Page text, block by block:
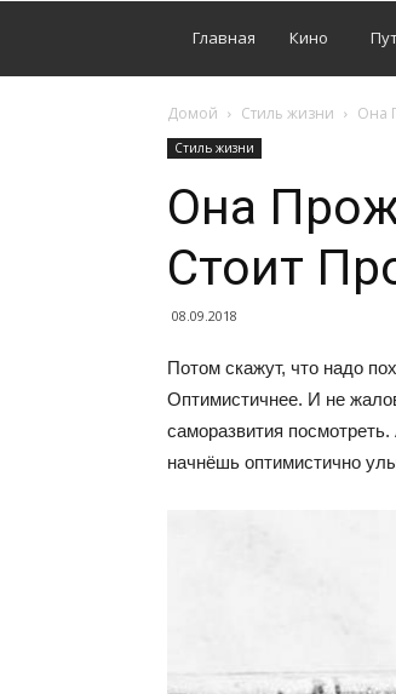
Главная Кино
Домой Стиль жизни Она
Стиль жизни
Она
Стоит
08.09.2018
Потом скажут, что надо
Оптимистичнее. И не
саморазвития
начнёшь оптимистично